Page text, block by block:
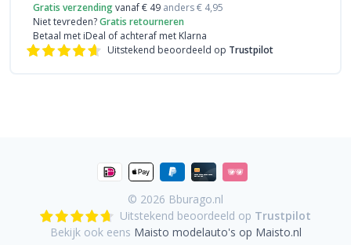
Gratis verzendingvanaf € 49 anders € 4,95
Niet tevreden?Gratis retourneren
Betaal met iDeal of achteraf met Klarna
Uitstekend beoordeeld op Trustpilot
© 2026 Bburago.nl
Uitstekend beoordeeld op Trustpilot
Bekijk ook eens Maisto modelauto's op Maisto.nl